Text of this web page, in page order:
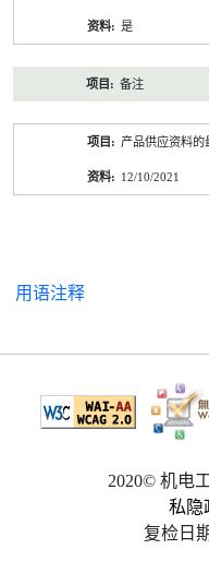
是
备注
产品供应资料的
12/10/2021
用语注释
2020© 机电
私隐
复检日